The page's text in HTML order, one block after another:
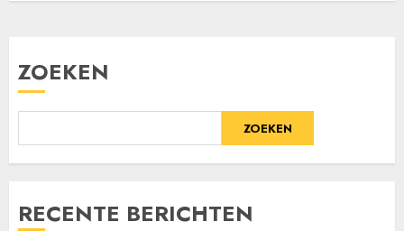
ZOEKEN
ZOEKEN
RECENTE BERICHTEN